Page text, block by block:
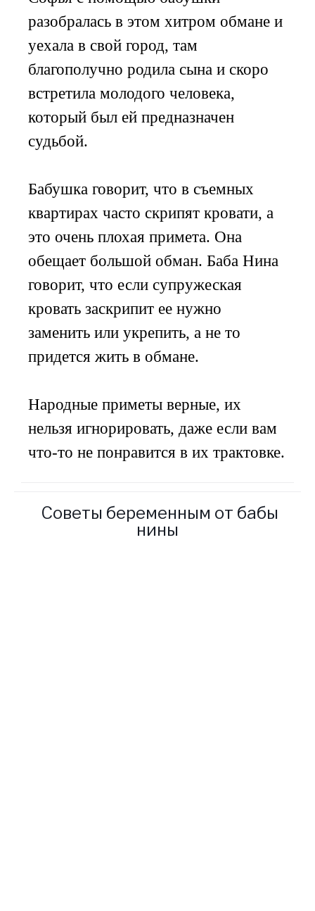
разобралась в этом хитром обмане и
уехала в свой город, там
благополучно родила сына и скоро
встретила молодого человека,
который был ей предназначен
судьбой.
Бабушка говорит, что в съемных
квартирах часто скрипят кровати, а
это очень плохая примета. Она
обещает большой обман. Баба Нина
говорит, что если супружеская
кровать заскрипит ее нужно
заменить или укрепить, а не то
придется жить в обмане.
Народные приметы верные, их
нельзя игнорировать, даже если вам
что-то не понравится в их трактовке.
Советы беременным от бабы
нины